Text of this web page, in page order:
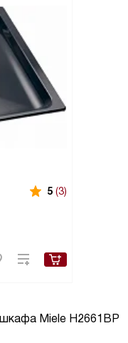
5 (3)
шкафа Miele H2661BP